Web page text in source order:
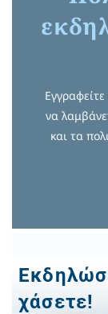
να
και τα
χάσετε!